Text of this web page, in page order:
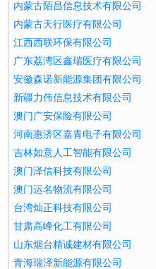
内蒙古陌昌信息技术有限公司
内蒙古天行医疗有限公司
江西西联环保有限公司
广东荔湾区鑫瑞医疗有限公司
安徽森诺新能源集团有限公司
新疆力伟信息技术有限公司
澳门广安保险有限公司
河南惠济区嘉青电子有限公司
吉林如意人工智能有限公司
澳门泽信科技有限公司
澳门运名物流有限公司
台湾灿正科技有限公司
甘肃高峰化工有限公司
山东烟台精诚建材有限公司
青海瑞泽新能源有限公司